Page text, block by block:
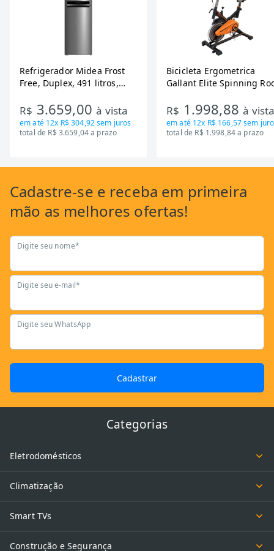
Refrigerador Midea Frost
Free, Duplex, 491 litros,
RT650EVK463)
R$ 3.659,00à vista
em até 12x R$ 304,92sem juros
total de R$ 3.659,04 a prazo
Bicicleta Ergometrica
Gallant Elite Spinning
Mecanica GSB13HBTA-PT
R$ 1.998,88à
em até 12x R$ 166,57sem
total de R$ 1.998,84 a prazo
Cadastre-se e receba em primeira
mão as melhores ofertas!
Digite seu nome*
Digite seu e-mail*
Digite seu WhatsApp
Cadastrar
Categorias
Eletrodomésticos
Climatização
Smart TVs
Construção e Segurança